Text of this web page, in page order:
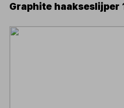
Graphite haakseslijper